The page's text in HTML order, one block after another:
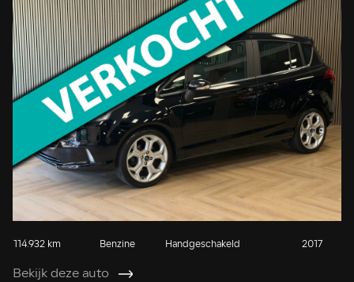
114.932 km Benzine Handgeschakeld 2017
Bekijk deze auto